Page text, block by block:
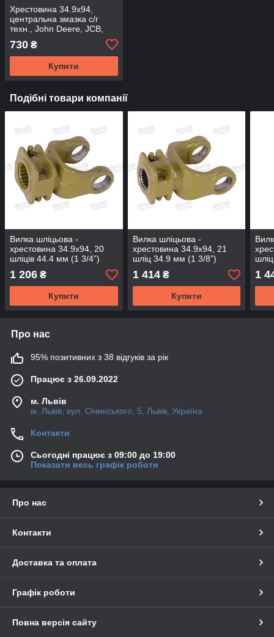
Хрестовина 34.9x94,
центральна змазка с/г
техн., John Deere, JCB,
PARTS)
730 ₴
Купити
Подібні товари компанії
Вилка шліцьова -
хрестовина 34.9х94, 20
шліців 44.4 мм (1 3/4”)
(YS3594-20)
1 206 ₴
Купити
Вилка шліцьова -
хрестовина 34.9х94, 21
шліц 34.9 мм (1 3/8”)
(YS3594-21)
1 414₴
Купити
1
Про нас
95% позитивних з 38 відгуків за рік
Працює з 26.09.2022
м. Львів
м. Львів, вул. Січинського, 5, Львів, Україна
Контакти
Сьогодні працює з 09:00 до 19:00
Показати весь графік роботи
Про нас
Контакти
Доставка та оплата
Графік роботи
Повна версія сайту